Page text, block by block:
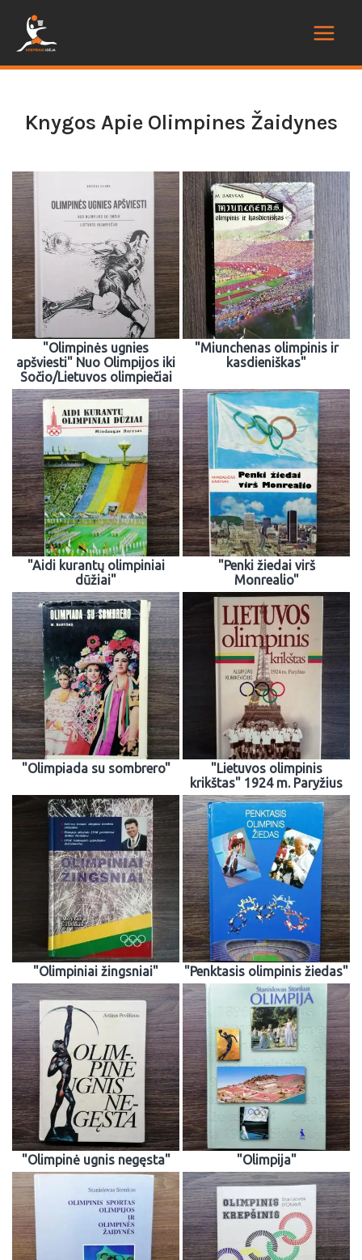
Knygos Apie Olimpines Žaidynes
"Olimpinės ugnies
apšviesti" Nuo Olimpijos iki
Sočio/Lietuvos olimpiečiai
"Miunchenas olimpinis ir
kasdieniškas"
"Aidi kurantų olimpiniai
dūžiai"
"Penki žiedai virš
Monrealio"
"Olimpiada su sombrero"
"Lietuvos olimpinis
krikštas" 1924 m. Paryžius
"Olimpiniai žingsniai" "Penktasis olimpinis žiedas"
"Olimpinė ugnis negęsta" "Olimpija"